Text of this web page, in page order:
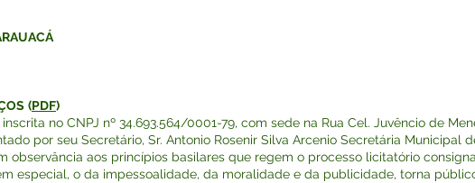
(PDF)
inscrita no CNPJ nº 34.693.564/0001-79, com sede na Rua Cel. Juvêncio de
por seu Secretário, Sr. Antonio Rosenir Silva Arcenio Secretária Municipal
observância aos princípios basilares que regem o processo licitatório
especial, o da impessoalidade, da moralidade e da publicidade, torna